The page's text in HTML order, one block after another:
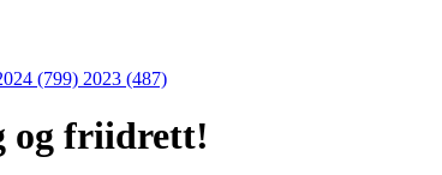
(799) 2023 (487)
og friidrett!